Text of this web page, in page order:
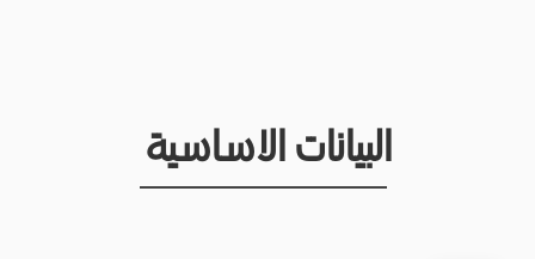
البيانات الاساسية